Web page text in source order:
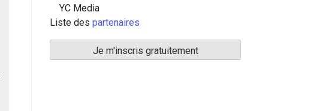
YC Media
Liste des partenaires